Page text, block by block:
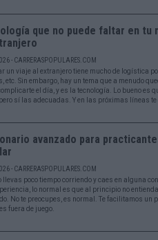
que no puede faltar en tu
- CARRERASPOPULARES.COM
un viaje al extranjero tiene mucho de logística
etc. Sin embargo, hay un tema que a menudo
el día, y es la tecnología. Lo bueno es
sí las adecuadas. Y en las próximas líneas te
avanzado para
- CARRERASPOPULARES.COM
llevas poco tiempo corriendo y caes en alguna
lo normal es que al principio no
No te preocupes, es normal. Te facilitamos un
fuera de juego.